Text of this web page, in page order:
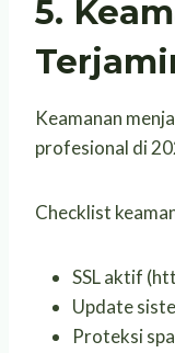
5.
Keamanan
profesional di
Checklist
SSL aktif
Update
Proteksi